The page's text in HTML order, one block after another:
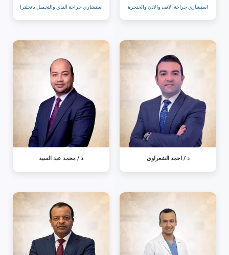
استشاري جراحة الانف والاذن والحنجرة استشاري جراحة الثدي والتجميل بانجلترا
د / احمد الشعراوى د / محمد عبد السيد